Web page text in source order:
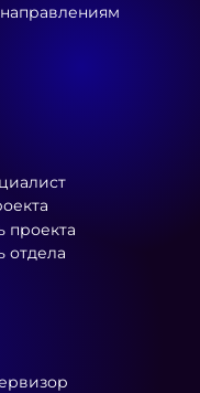
проекта
отдела